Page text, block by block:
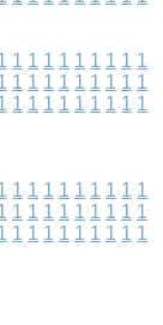
1 1 1 1 1 1 1 1 1
1 1 1 1 1 1 1 1 1
1 1 1 1 1 1 1 1 1
1 1 1 1 1 1 1 1 1
1 1 1 1 1 1 1 1 1
1 1 1 1 1 1 1 1 1